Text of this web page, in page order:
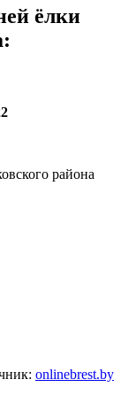
ёлки
onlinebrest.by